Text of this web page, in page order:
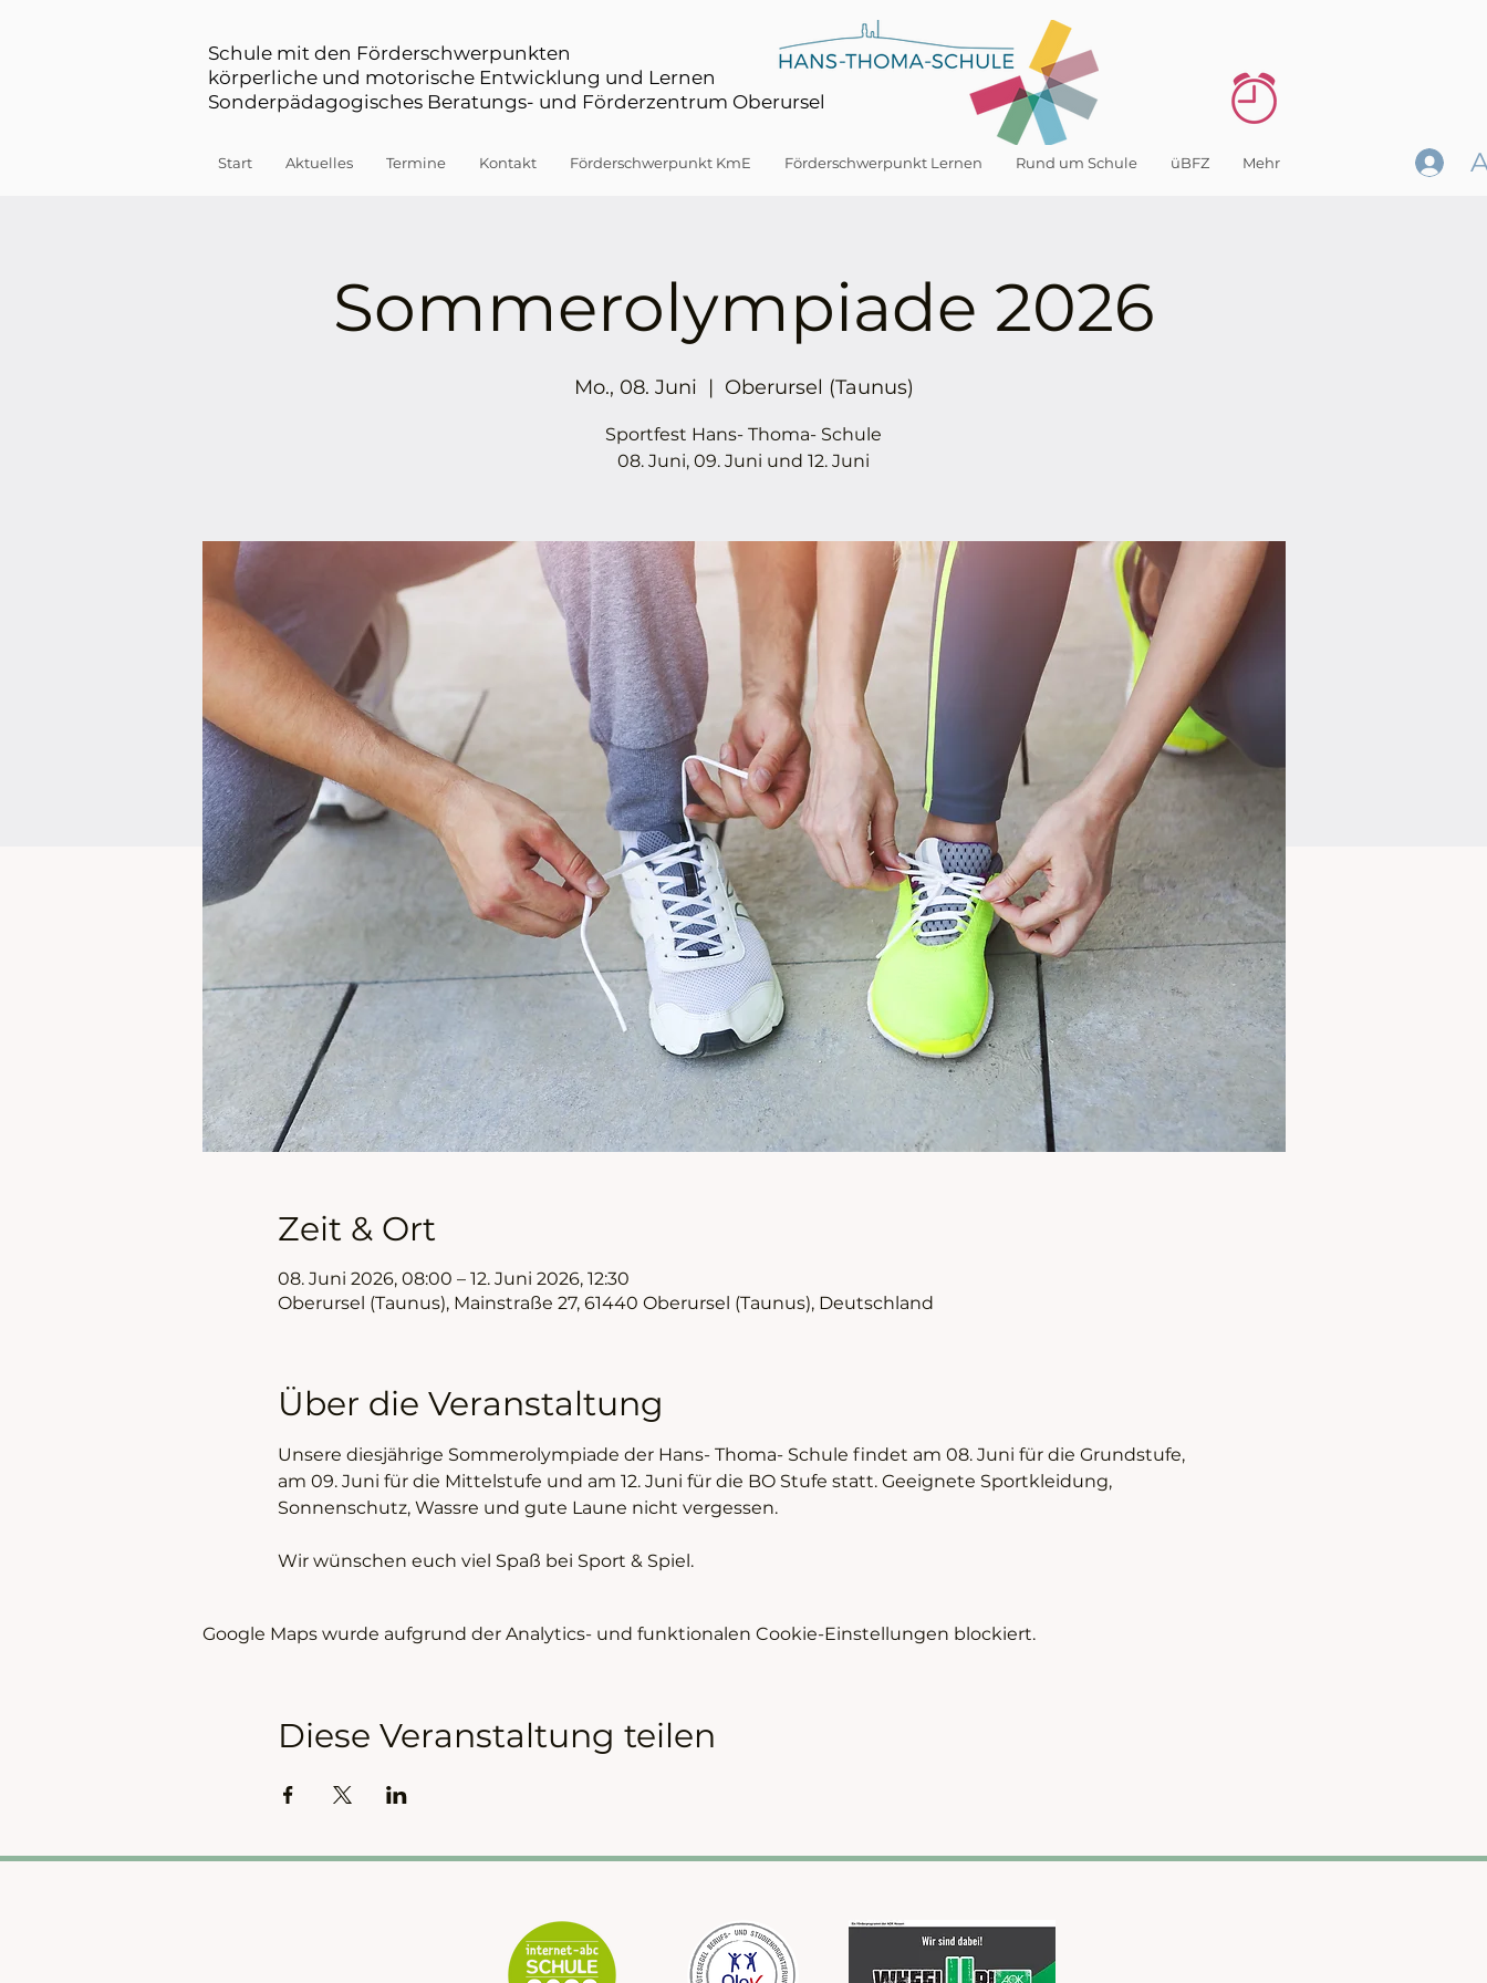
Schule mit den Förderschwerpunkten
körperliche und motorische Entwicklung und Lernen
Sonderpädagogisches Beratungs- und Förderzentrum Oberursel
Start Aktuelles Termine Kontakt Förderschwerpunkt KmE Förderschwerpunkt Lernen Rund um Schule üBFZ Mehr
Sommerolympiade 2026
Mo., 08. Juni
  |
Oberursel (Taunus)
Sportfest Hans- Thoma- Schule
08. Juni, 09. Juni und 12. Juni
Zeit & Ort
08. Juni 2026, 08:00 – 12. Juni 2026, 12:30
Oberursel (Taunus), Mainstraße 27, 61440 Oberursel (Taunus), Deutschland
Über die Veranstaltung
Unsere diesjährige Sommerolympiade der Hans- Thoma- Schule findet am 08. Juni für die Grundstufe,
am 09. Juni für die Mittelstufe und am 12. Juni für die BO Stufe statt. Geeignete Sportkleidung,
Sonnenschutz, Wassre und gute Laune nicht vergessen.
Wir wünschen euch viel Spaß bei Sport & Spiel.
Google Maps wurde aufgrund der Analytics- und funktionalen Cookie-Einstellungen blockiert.
Diese Veranstaltung teilen